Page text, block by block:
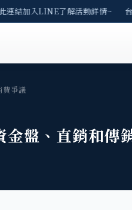
加入LINE了解活動詳情~ 台
費爭議
金盤、直銷和傳